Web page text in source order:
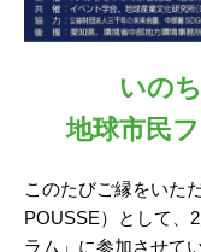
いの
地球市民
このたびご縁をいた
POUSSE）として、
ラム」に参加させて